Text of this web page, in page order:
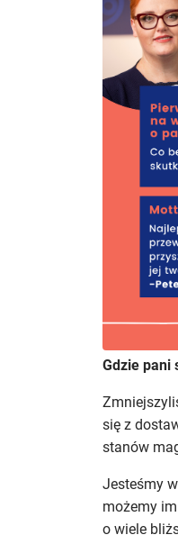
Gdzie pani
się z
stanów
Jesteśmy
możemy
o wiele